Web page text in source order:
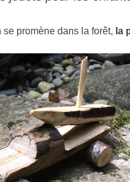
se promène dans la forêt, la